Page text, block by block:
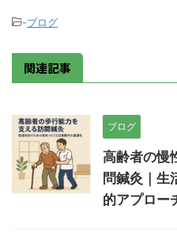
-ブログ
関連記事
ブログ
高齢者の慢
問鍼灸｜生
的アプロー